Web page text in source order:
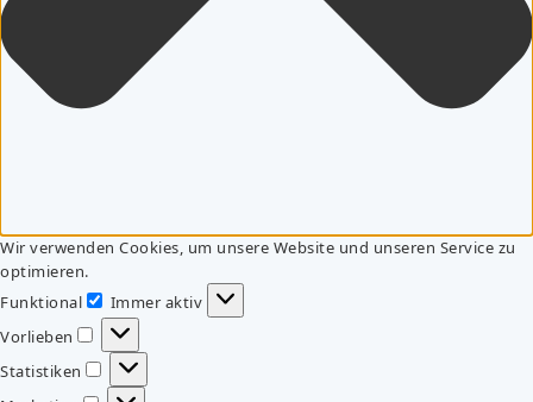
Wir verwenden Cookies, um unsere Website und unseren Service zu
optimieren.
Funktional
Funktional
Immer aktiv
Vorlieben
Vorlieben
Statistiken
Statistiken